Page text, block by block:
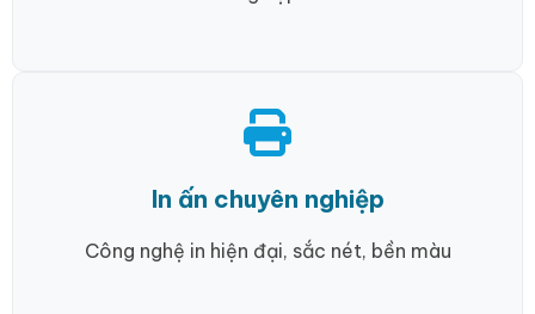
In ấn chuyên nghiệp
Công nghệ in hiện đại, sắc nét, bền màu